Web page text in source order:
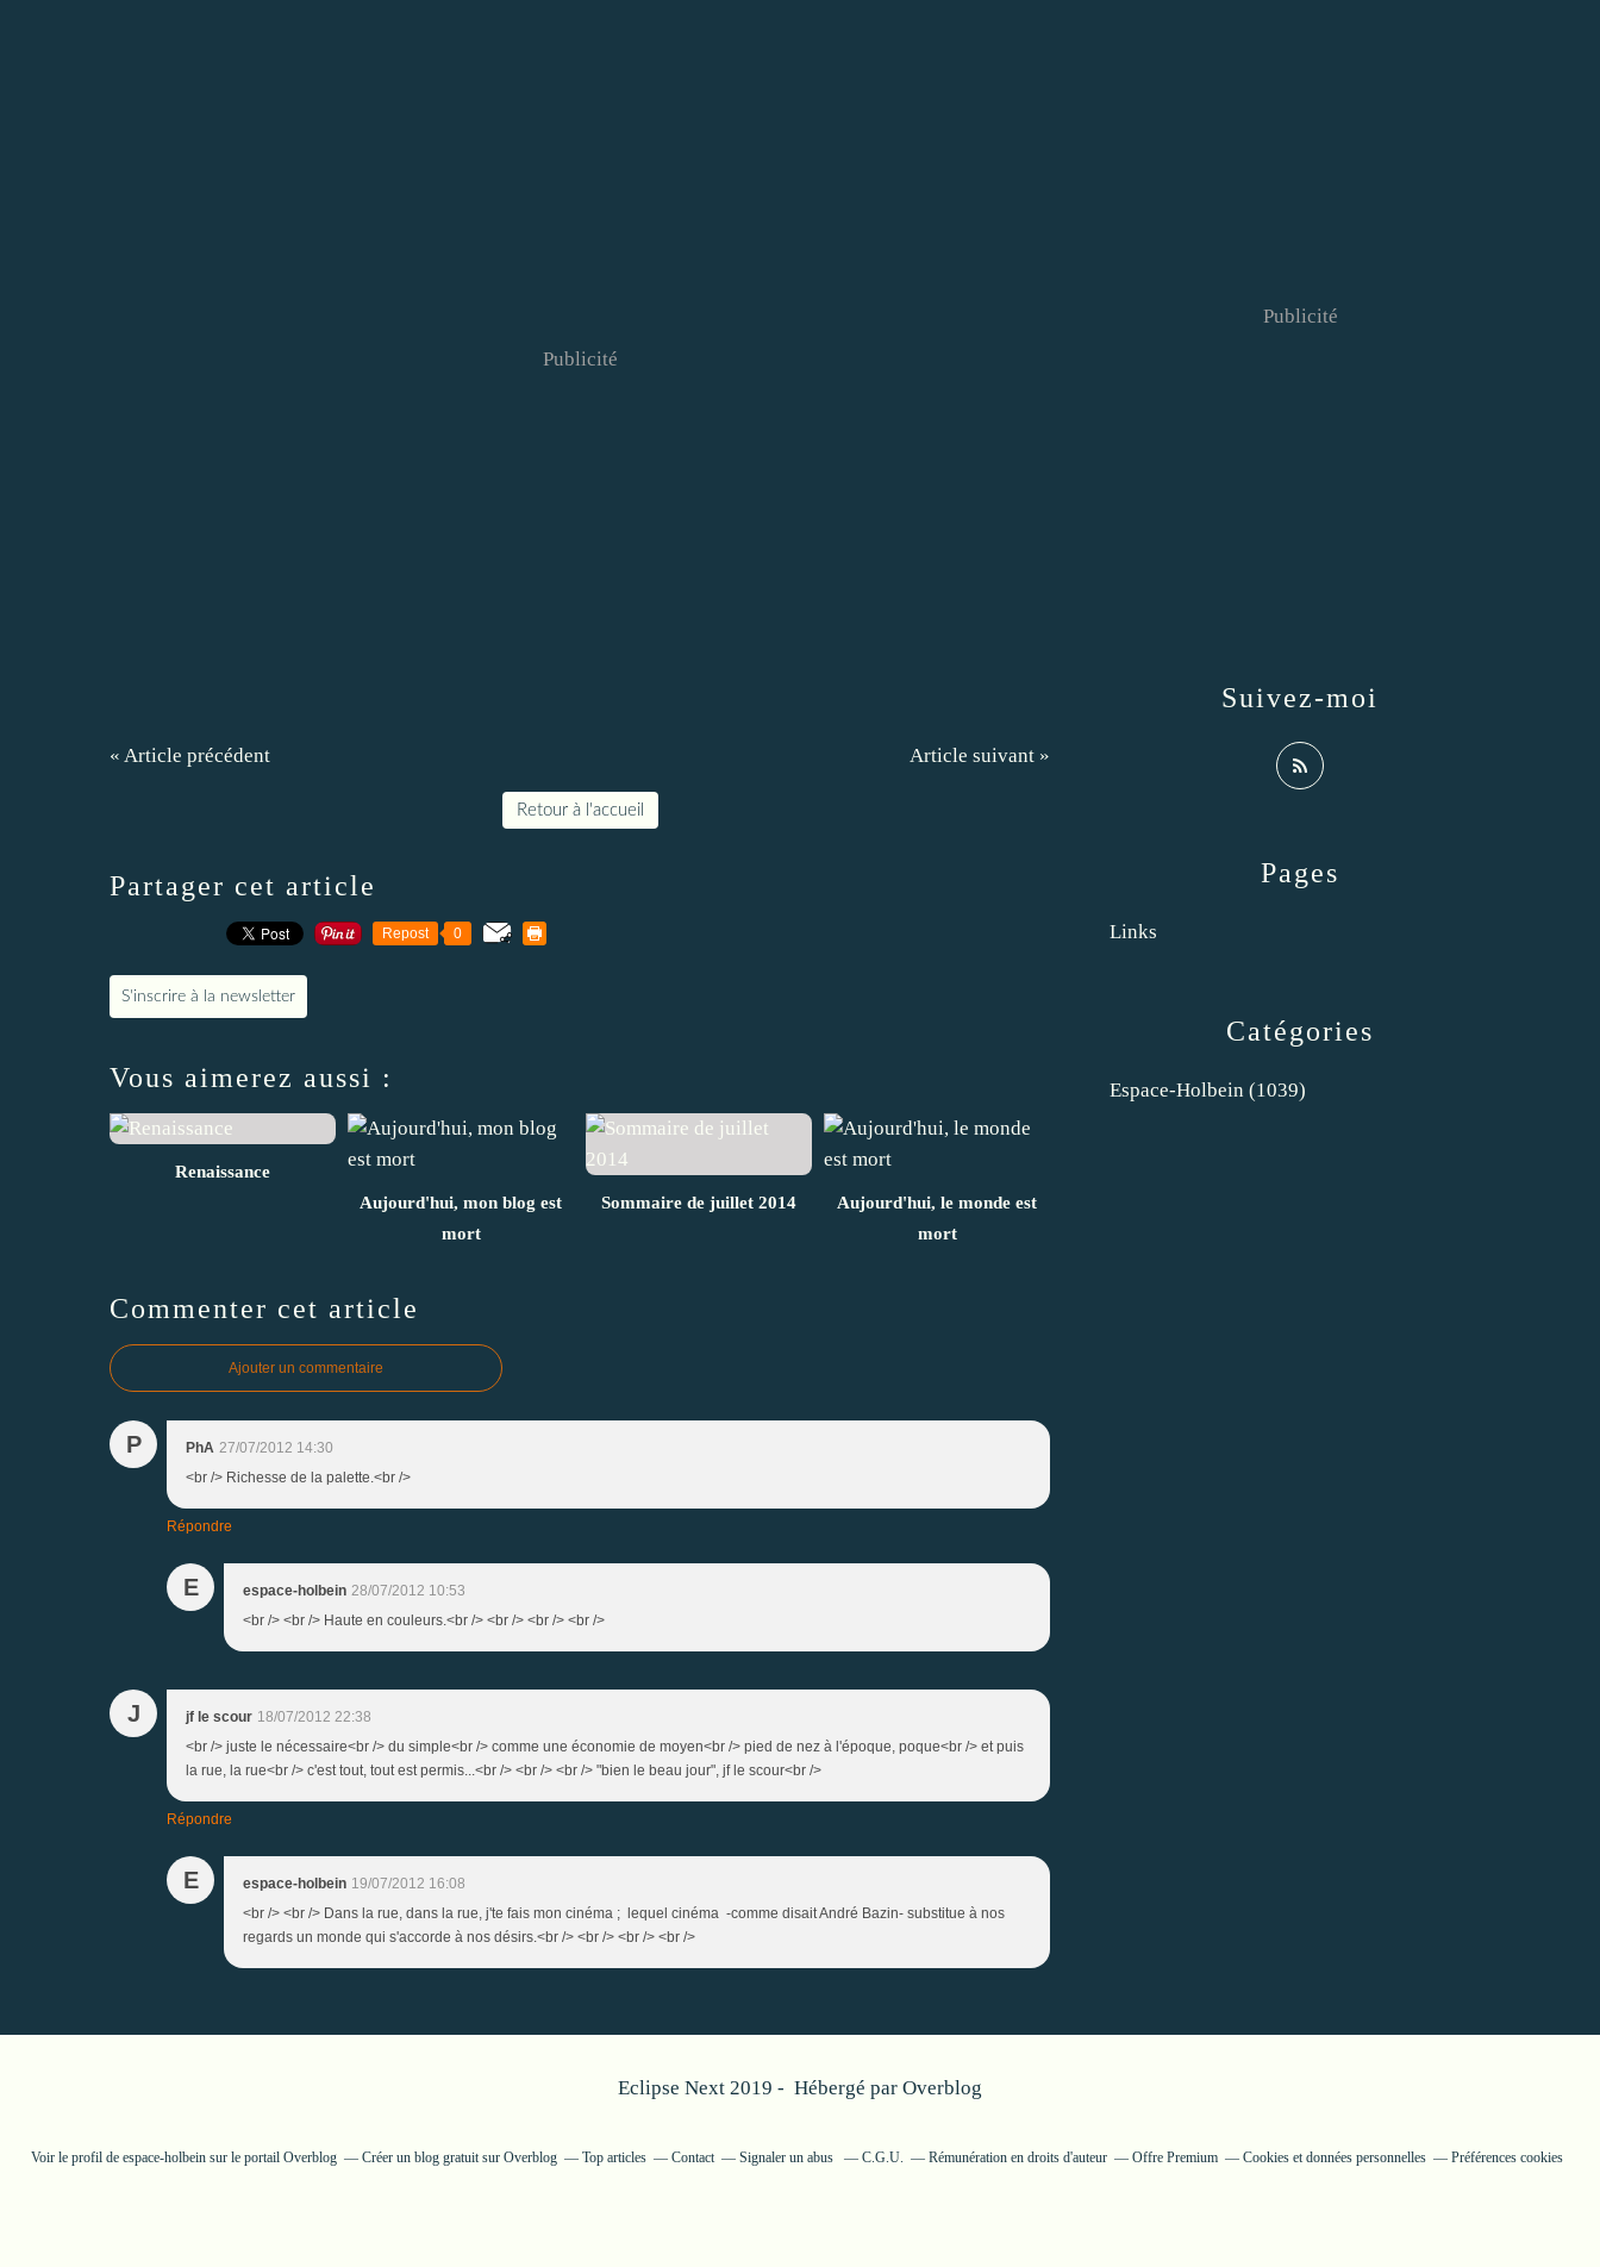
Publicité
« Article précédent Article suivant »
Retour à l'accueil
Partager cet article
Repost 0
S'inscrire à la newsletter
Vous aimerez aussi :
Renaissance
Aujourd'hui, mon blog est
mort
Sommaire de juillet 2014
Aujourd'hui, le monde est
mort
Commenter cet article
Ajouter un commentaire
P PhA 27/07/2012 14:30
<br /> Richesse de la palette.<br />
Répondre
E espace-holbein 28/07/2012 10:53
<br /> <br /> Haute en couleurs.<br /> <br /> <br /> <br />
J jf le scour 18/07/2012 22:38
<br /> juste le nécessaire<br /> du simple<br /> comme une économie de moyen<br /> pied de nez à l'époque, poque<br /> et puis
la rue, la rue<br /> c'est tout, tout est permis...<br /> <br /> <br /> "bien le beau jour", jf le scour<br />
Répondre
E espace-holbein 19/07/2012 16:08
<br /> <br /> Dans la rue, dans la rue, j'te fais mon cinéma ; lequel cinéma -comme disait André Bazin- substitue à nos
regards un monde qui s'accorde à nos désirs.<br /> <br /> <br /> <br />
Catégories
Espace-Holbein (1039)
Pages
Links
Suivez-moi
Publicité
Eclipse Next 2019 - Hébergé par Overblog
Voir le profil de espace-holbeinsur le portail Overblog Créer un blog gratuit sur Overblog Top articles Contact Signaler un abus C.G.U. Rémunération en droits d'auteur Offre Premium Cookies et données personnelles Préférences cookies